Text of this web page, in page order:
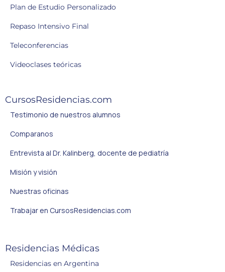
Plan de Estudio Personalizado
Repaso Intensivo Final
Teleconferencias
Videoclases teóricas
CursosResidencias.com
Testimonio de nuestros alumnos
Comparanos
Entrevista al Dr. Kalinberg, docente de pediatría
Misión y visión
Nuestras oficinas
Trabajar en CursosResidencias.com
Residencias Médicas
Residencias en Argentina